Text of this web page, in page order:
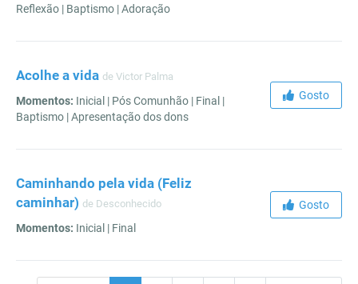
Reflexão | Baptismo | Adoração
Acolhe a vida de Victor Palma
Momentos: Inicial | Pós Comunhão | Final |
Baptismo | Apresentação dos dons
Gosto
Caminhando pela vida (Feliz
caminhar) de Desconhecido
Momentos: Inicial | Final
Gosto